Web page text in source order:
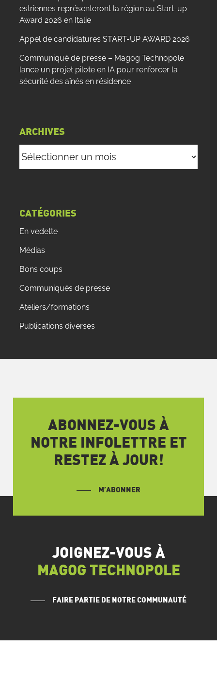
estriennes représenteront la région au Start-up
Award 2026 en Italie
Appel de candidatures START-UP AWARD 2026
Communiqué de presse – Magog Technopole
lance un projet pilote en IA pour renforcer la
sécurité des aînés en résidence
ARCHIVES
CATÉGORIES
En vedette
Médias
Bons coups
Communiqués de presse
Ateliers/formations
Publications diverses
ABONNEZ-VOUS À
NOTRE INFOLETTRE ET
RESTEZ À JOUR!
M’ABONNER
JOIGNEZ-VOUS À
MAGOG TECHNOPOLE
FAIRE PARTIE DE NOTRE COMMUNAUTÉ